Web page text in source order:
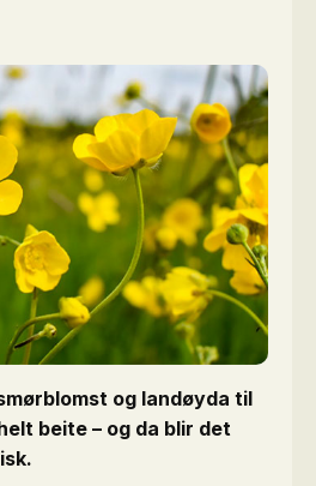
og landøyda til
beite – og da blir det